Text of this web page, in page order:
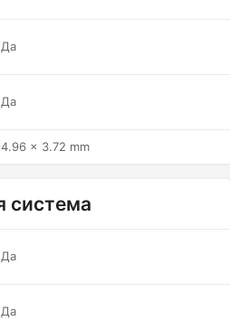
Да
Да
4.96 x 3.72 mm
система
Да
Да